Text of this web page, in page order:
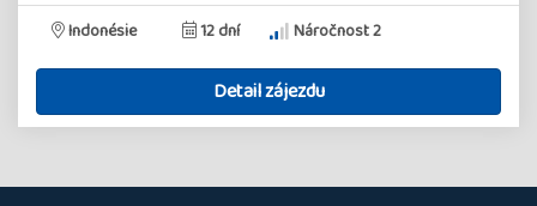
Indonésie 12 dní Náročnost 2
Detail zájezdu